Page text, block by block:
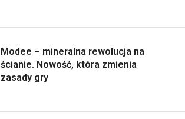
Modee – mineralna rewolucja na
ścianie. Nowość, która zmienia
zasady gry